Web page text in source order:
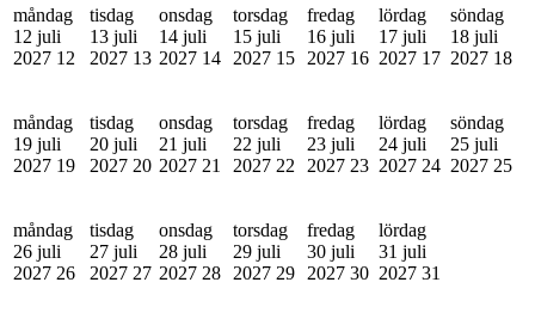
måndag
12 juli
2027 12
tisdag
13 juli
2027 13
onsdag
14 juli
2027 14
torsdag
15 juli
2027 15
fredag
16 juli
2027 16
lördag
17 juli
2027 17
söndag
18 juli
2027 18
måndag
19 juli
2027 19
tisdag
20 juli
2027 20
onsdag
21 juli
2027 21
torsdag
22 juli
2027 22
fredag
23 juli
2027 23
lördag
24 juli
2027 24
söndag
25 juli
2027 25
måndag
26 juli
2027 26
tisdag
27 juli
2027 27
onsdag
28 juli
2027 28
torsdag
29 juli
2027 29
fredag
30 juli
2027 30
lördag
31 juli
2027 31